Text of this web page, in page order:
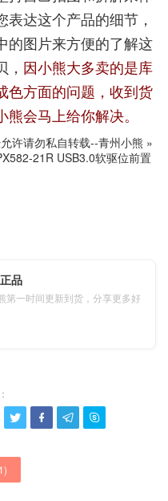
达这个产品的细节，
的图片来方便的了解这
因小熊大多卖的是库
色方面的问题，收到货
会马上给你解决。
许请勿私自转载--青州小熊 »
21R USB3.0软驱位前置
品
第一时间更新到货，分享更多好
   
1)